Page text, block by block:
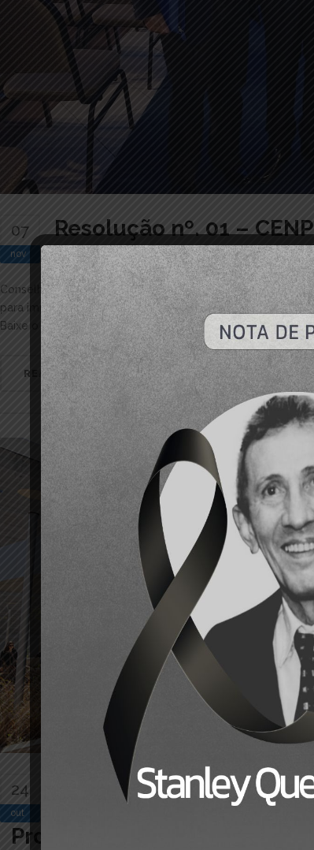
07
nov
Resolução nº. 01 –
ByCartório De Protesto Amazonas In
Conselho Gestor da CENPROT publica a Resolução nº. 1
para implantação da Central Nacional de Serviços
Baixe o arquivo abaixo referente a Resolução Nº. 01
READ MORE
24
out
Provimento 86/2019 CNJ